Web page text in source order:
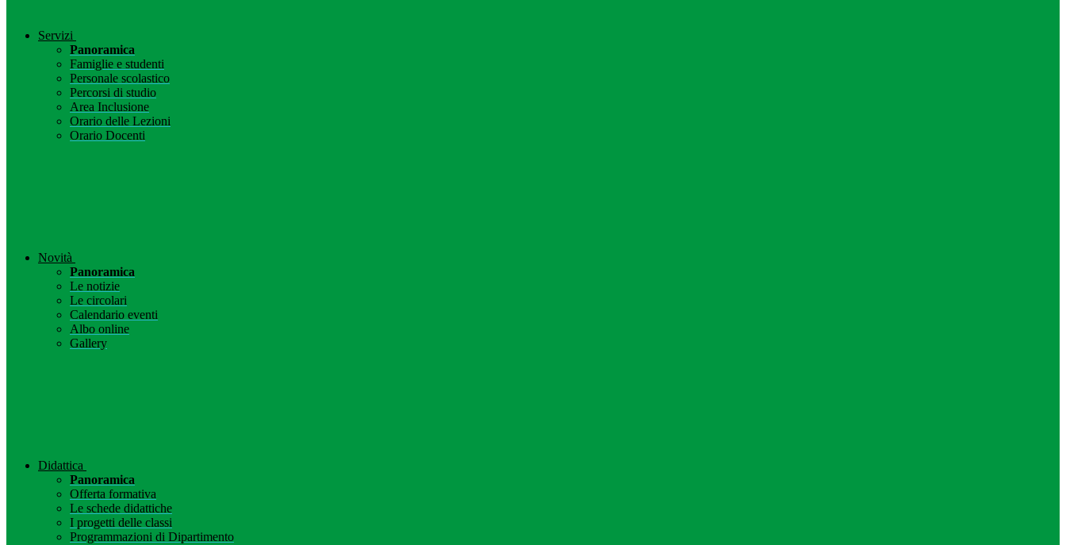
Servizi
Panoramica
Famiglie e studenti
Personale scolastico
Percorsi di studio
Area Inclusione
Orario delle Lezioni
Orario Docenti
Novità
Panoramica
Le notizie
Le circolari
Calendario eventi
Albo online
Gallery
Didattica
Panoramica
Offerta formativa
Le schede didattiche
I progetti delle classi
Programmazioni di Dipartimento